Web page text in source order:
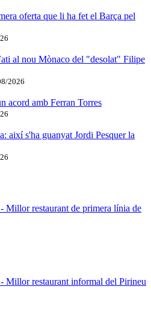
oferta que li ha fet el Barça pel
al nou Mònaco del "desolat" Filipe
2026
acord amb Ferran Torres
així s'ha guanyat Jordi Pesquer la
Millor restaurant de primera línia de
Millor restaurant informal del Pirineu